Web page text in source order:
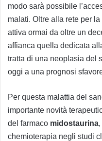
modo sarà possibile
malati. Oltre alla rete per
attiva ormai da oltre un
affianca quella dedicata
tratta di una neoplasia del
oggi a una prognosi
Per questa malattia del
importante novità
del farmaco midostaurina
chemioterapia negli studi